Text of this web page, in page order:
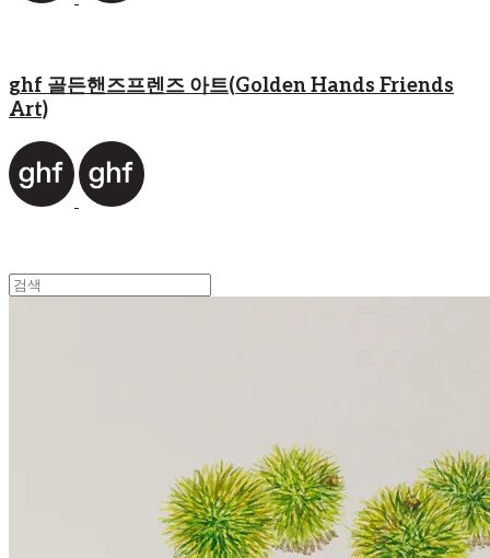
ghf 골든핸즈프렌즈 아트(Golden Hands Friends
Art)